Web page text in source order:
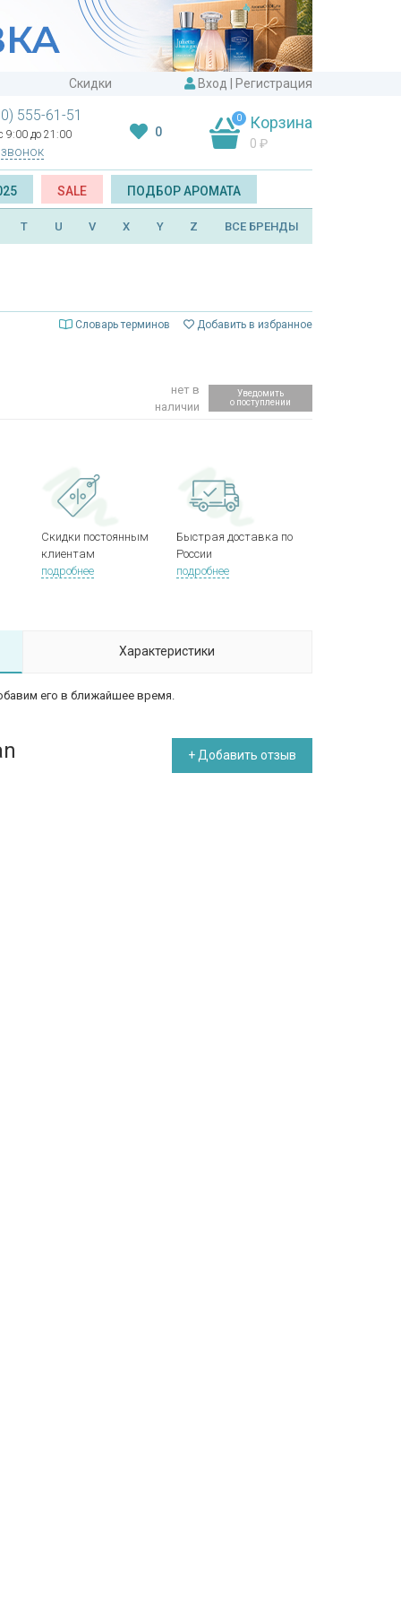
Скидки Вход Регистрация
555-61-51
9:00 до 21:00 0
0 Корзина
0 ₽
SALE ПОДБОР АРОМАТА
T U V X Y Z ВСЕ БРЕНДЫ
Словарь терминов Добавить в избранное
нет в
наличии
Уведомить
о поступлении
Скидки постоянным
клиентам
подробнее
Быстрая доставка по
России
подробнее
Характеристики
его в ближайшее время.
+ Добавить отзыв